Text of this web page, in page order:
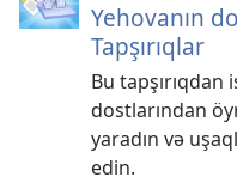
Yehovanın
Tapşırıqlar
Bu tapşırıqdan
dostlarından
yaradın və
edin.